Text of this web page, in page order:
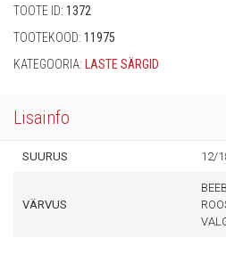
TOOTE ID: 1372
TOOTEKOOD: 11975
KATEGOORIA: LASTE SÄRGID
Lisainfo
SUURUS 12/
VÄRVUS